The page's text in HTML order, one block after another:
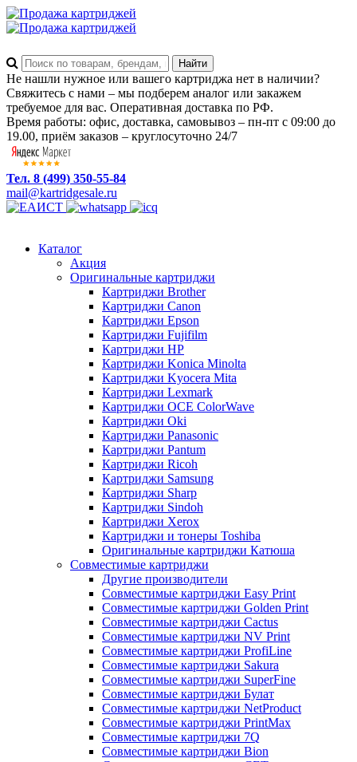
Не нашли нужное или вашего картриджа нет в наличии?
Свяжитесь с нами – мы подберем аналог или закажем
требуемое для вас. Оперативная доставка по РФ.
Время работы: офис, доставка, самовывоз – пн-пт с 09:00 до
19.00, приём заказов – круглосуточно 24/7
Тел. 8 (499) 350-55-84
mail@kartridgesale.ru
Каталог
Акция
Оригинальные картриджи
Картриджи Brother
Картриджи Canon
Картриджи Epson
Картриджи Fujifilm
Картриджи HP
Картриджи Konica Minolta
Картриджи Kyocera Mita
Картриджи Lexmark
Картриджи OCE ColorWave
Картриджи Oki
Картриджи Panasonic
Картриджи Pantum
Картриджи Ricoh
Картриджи Samsung
Картриджи Sharp
Картриджи Sindoh
Картриджи Xerox
Картриджи и тонеры Toshiba
Оригинальные картриджи Катюша
Совместимые картриджи
Другие производители
Совместимые картриджи Easy Print
Совместимые картриджи Golden Print
Совместимые картриджи Cactus
Совместимые картриджи NV Print
Совместимые картриджи ProfiLine
Совместимые картриджи Sakura
Совместимые картриджи SuperFine
Совместимые картриджи Булат
Совместимые картриджи NetProduct
Совместимые картриджи PrintMax
Совместимые картриджи 7Q
Совместимые картриджи Bion